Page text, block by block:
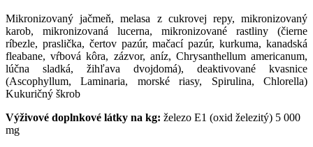
Mikronizovaný jačmeň, melasa z cukrovej repy, mikronizovaný
karob, mikronizovaná lucerna, mikronizované rastliny (čierne
ríbezle, praslička, čertov pazúr, mačací pazúr, kurkuma, kanadská
fleabane, vŕbová kôra, zázvor, aníz, Chrysanthellum americanum,
lúčna sladká, žihľava dvojdomá), deaktivované kvasnice
(Ascophyllum, Laminaria, morské riasy, Spirulina, Chlorella)
Kukuričný škrob
Výživové doplnkové látky na kg: železo E1 (oxid železitý) 5 000
mg